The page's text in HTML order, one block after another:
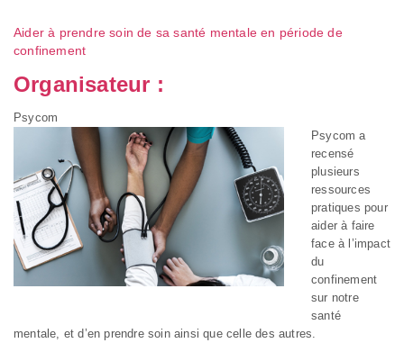
Aider à prendre soin de sa santé mentale en période de
confinement
Organisateur :
Psycom
Psycom a
recensé
plusieurs
ressources
pratiques pour
aider à faire
face à l’impact
du
confinement
sur notre
santé
mentale, et d’en prendre soin ainsi que celle des autres.